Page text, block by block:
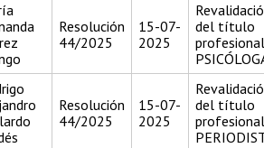
Resolución
44/2025
15-07-
2025
del título
Resolución
44/2025
15-07-
2025
del título